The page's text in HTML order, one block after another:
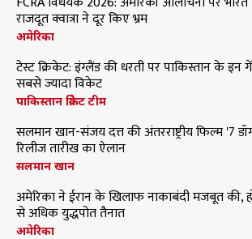
राजदूत क्वात्रा ने दूर किए भ्रम
अमेरिका
टेस्ट क्रिकेट: इंग्लैंड की धरती पर पाकिस्तान के इन
सबसे ज्यादा विकेट
पाकिस्तान क्रिकेट टीम
सलमान खान-संजय दत्त की अंतरराष्ट्रीय फिल्म '7
रिलीज तारीख का ऐलान
सलमान खान
अमेरिका ने ईरान के खिलाफ नाकाबंदी मजबूत की,
से अधिक युद्धपोत तैनात
अमेरिका